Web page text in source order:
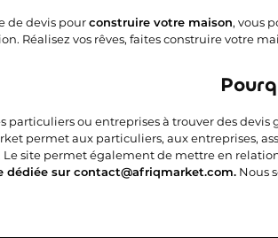
de devis pourconstruire votre maison, vous
Réalisez vos rêves, faites construire votre
particuliers ou entreprises à trouver des
permet aux particuliers, aux entreprises,
site permet également de mettre en
dédiée sur contact@afriqmarket.com. Nous